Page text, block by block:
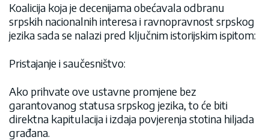
Koalicija koja je decenijama obećavala odbranu
srpskih nacionalnih interesa i ravnopravnost srpskog
jezika sada se nalazi pred ključnim istorijskim ispitom:
Pristajanje i saučesništvo:
Ako prihvate ove ustavne promjene bez
garantovanog statusa srpskog jezika, to će biti
direktna kapitulacija i izdaja povjerenja stotina hiljada
građana.